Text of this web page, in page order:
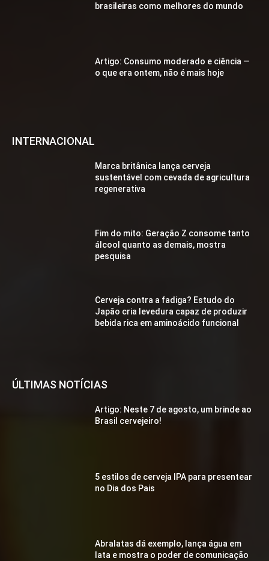
brasileiras como melhores do mundo
Artigo: Consumo moderado e ciência —
o que era ontem, não é mais hoje
INTERNACIONAL
Marca britânica lança cerveja
sustentável com cevada de agricultura
regenerativa
Fim do mito: Geração Z consome tanto
álcool quanto as demais, mostra
pesquisa
Cerveja contra a fadiga? Estudo do
Japão cria levedura capaz de produzir
bebida rica em aminoácido funcional
ÚLTIMAS NOTÍCIAS
Artigo: Neste 7 de agosto, um brinde ao
Brasil cervejeiro!
5 estilos de cerveja IPA para presentear
no Dia dos Pais
Abralatas dá exemplo, lança água em
lata e mostra o poder de comunicação